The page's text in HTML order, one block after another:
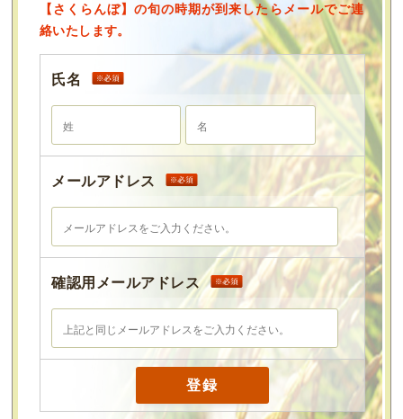
【さくらんぼ】の旬の時期が到来したらメールでご連
絡いたします。
氏名
メールアドレス
確認用メールアドレス